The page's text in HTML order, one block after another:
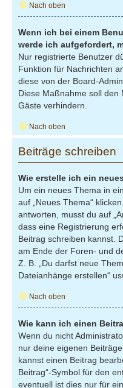
Nach oben
Wenn ich bei einem
werde ich aufgefordert,
Nur registrierte Benutzer
Funktion für Nachrichten
diese von der Board-
Diese Maßnahme soll den
Gäste verhindern.
Nach oben
Beiträge schreiben
Wie erstelle ich ein
Um ein neues Thema in
auf „Neues Thema“
antworten, musst du auf
dass eine Registrierung
Beitrag schreiben kannst.
am Ende der Foren- und
Z. B. „Du darfst neue
Dateianhänge erstellen“
Nach oben
Wie kann ich einen
Wenn du nicht
nur deine eigenen
kannst einen Beitrag
Beitrag“-Symbol für den
eventuell ist dies nur für